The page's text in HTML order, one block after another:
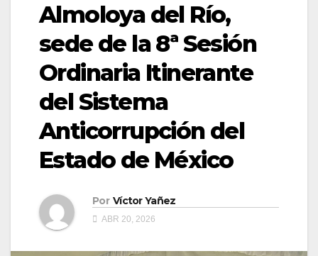
Almoloya del Río,
sede de la 8ª Sesión
Ordinaria Itinerante
del Sistema
Anticorrupción del
Estado de México
Por Víctor Yañez
ABR 20, 2026